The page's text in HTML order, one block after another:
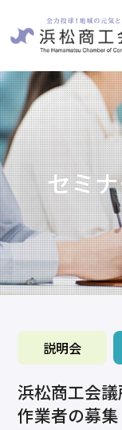
販路を開拓した
たい
人脈・ネットワ
経営について相
ど）
創業、事業承継
資金を調達した
補助金を活用し
情報収集したい
求職・採用・人
原産地証明など
その他経営相談
経営支援・サ
検定試験
セミナー・イ
浜松商工会議
入会案内
採用情報
セミ
説明会
浜松商工会
作業者の募集